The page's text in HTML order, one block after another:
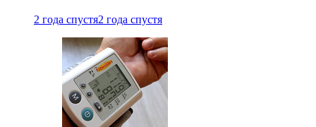
2 года спустя2 года спустя